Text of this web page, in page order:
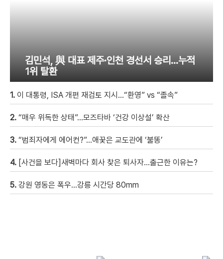
김민석, 與 대표 제주·인천 경선서 승리…누적
1위 탈환
1. 이 대통령, ISA 개편 재검토 지시…“환영” vs “졸속”
2. “매우 위독한 상태”…모즈타바 ‘건강 이상설’ 확산
3. “범죄자에게 에어컨?”…애꿎은 교도관에 ‘불똥’
4. [사건을 보다]새벽마다 회사 찾은 퇴사자…출근한 이유는?
5. 강원 영동은 폭우…강릉 시간당 80mm